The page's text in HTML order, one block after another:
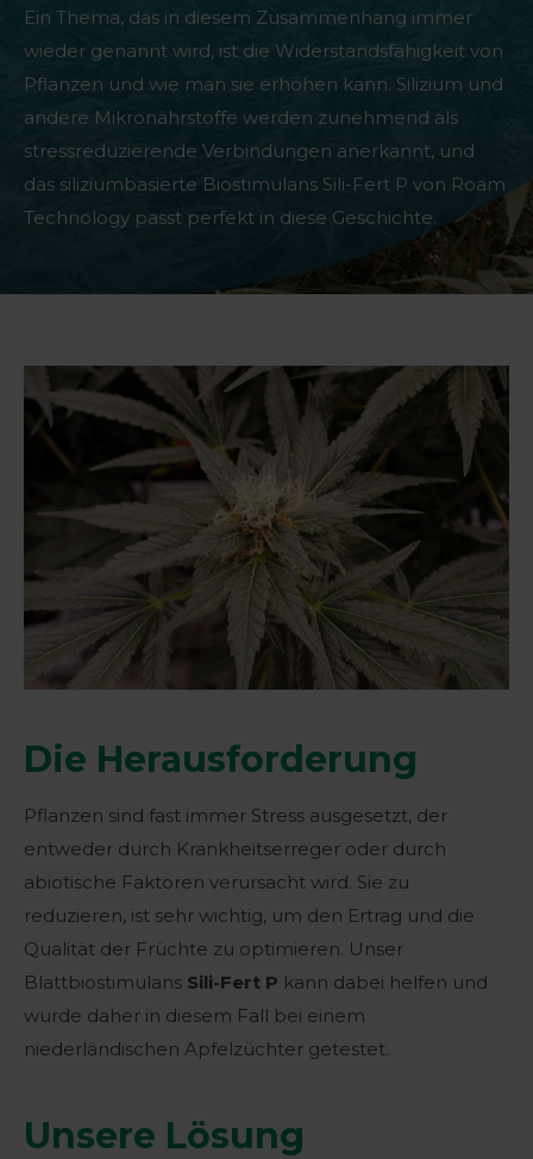
Ein Thema, das in diesem Zusammenhang immer
wieder genannt wird, ist die Widerstandsfähigkeit von
Pflanzen und wie man sie erhöhen kann. Silizium und
andere Mikronährstoffe werden zunehmend als
stressreduzierende Verbindungen anerkannt, und
das siliziumbasierte Biostimulans Sili-Fert P von Roam
Technology passt perfekt in diese Geschichte.
Die Herausforderung
Pflanzen sind fast immer Stress ausgesetzt, der
entweder durch Krankheitserreger oder durch
abiotische Faktoren verursacht wird. Sie zu
reduzieren, ist sehr wichtig, um den Ertrag und die
Qualität der Früchte zu optimieren. Unser
Blattbiostimulans Sili-Fert P kann dabei helfen und
wurde daher in diesem Fall bei einem
niederländischen Apfelzüchter getestet.
Unsere Lösung